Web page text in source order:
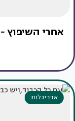
אחרי השיפוץ
אדריכלות